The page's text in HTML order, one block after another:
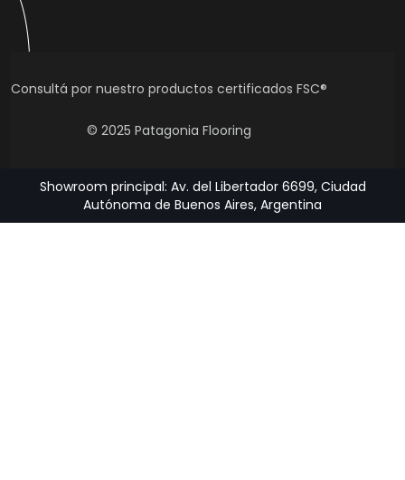
Consultá por nuestro productos certificados FSC®
© 2025 Patagonia Flooring
Showroom principal: Av. del Libertador 6699, Ciudad
Autónoma de Buenos Aires, Argentina